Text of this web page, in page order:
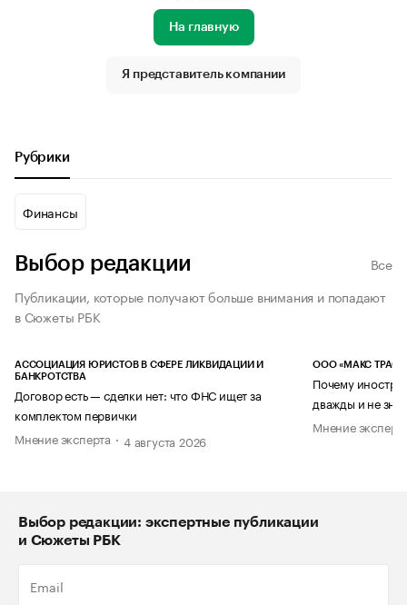
Источник изображения: Сгенерировано нейросетью
На главную
Я представитель компании
Рубрики
Финансы
Выбор редакции
Все
Публикации, которые получают больше внимания и попадают
в Сюжеты РБК
АССОЦИАЦИЯ ЮРИСТОВ В СФЕРЕ ЛИКВИДАЦИИ И
БАНКРОТСТВА
Договор есть — сделки нет: что ФНС ищет за
комплектом первички
Мнение эксперта
4 августа 2026
ООО «МАКС ТРАСТ»
Почему
дважды и не
Мнение
Выбор редакции: экспертные публикации
и Сюжеты РБК